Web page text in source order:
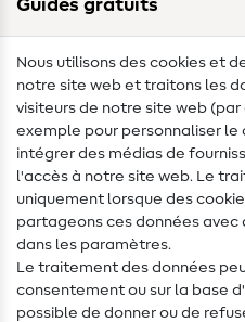
Guides gratuits
Lexique de couture
Tutos de couture
Aide & contact
Contact
Changement de propriétaire
FAQ
Nous utilisons des cookies et
notre site web et traitons les
visiteurs de notre site web (par
exemple pour personnaliser
intégrer des médias de
l'accès à notre site web. Le
uniquement lorsque des
partageons ces données avec
dans les paramètres.
Le traitement des données
consentement ou sur la base
possible de donner ou de